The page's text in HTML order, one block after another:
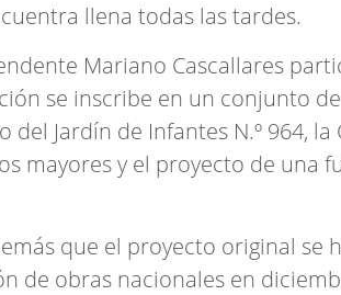
llena todas las tardes.
Mariano Cascallares
se inscribe en un conjunto
Jardín de Infantes N.º 964, la
mayores y el proyecto de una
que el proyecto original se
de obras nacionales en